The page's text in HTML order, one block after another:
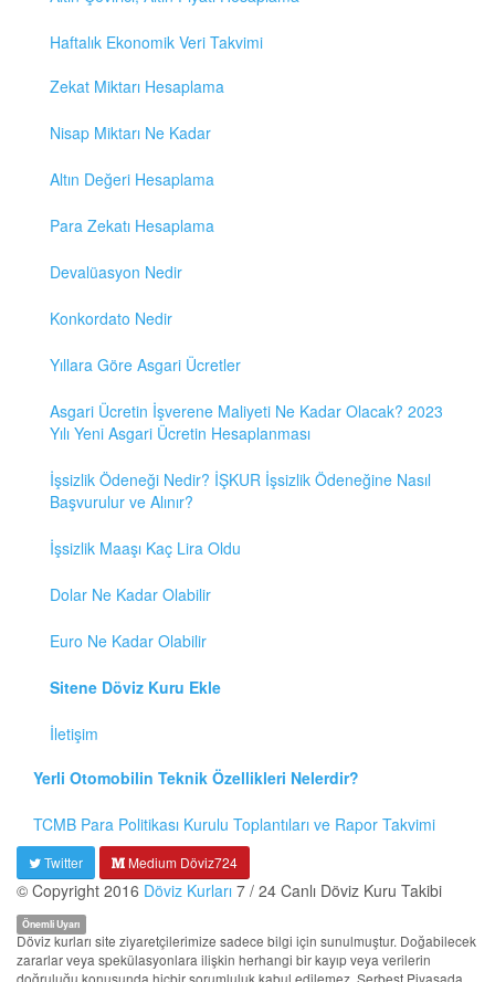
Haftalık Ekonomik Veri Takvimi
Zekat Miktarı Hesaplama
Nisap Miktarı Ne Kadar
Altın Değeri Hesaplama
Para Zekatı Hesaplama
Devalüasyon Nedir
Konkordato Nedir
Yıllara Göre Asgari Ücretler
Asgari Ücretin İşverene Maliyeti Ne Kadar Olacak? 2023
Yılı Yeni Asgari Ücretin Hesaplanması
İşsizlik Ödeneği Nedir? İŞKUR İşsizlik Ödeneğine Nasıl
Başvurulur ve Alınır?
İşsizlik Maaşı Kaç Lira Oldu
Dolar Ne Kadar Olabilir
Euro Ne Kadar Olabilir
Sitene Döviz Kuru Ekle
İletişim
Yerli Otomobilin Teknik Özellikleri Nelerdir?
TCMB Para Politikası Kurulu Toplantıları ve Rapor Takvimi
Twitter Medium Döviz724
© Copyright 2016 Döviz Kurları 7 / 24 Canlı Döviz Kuru Takibi
Önemli Uyarı
Döviz kurları site ziyaretçilerimize sadece bilgi için sunulmuştur. Doğabilecek
zararlar veya spekülasyonlara ilişkin herhangi bir kayıp veya verilerin